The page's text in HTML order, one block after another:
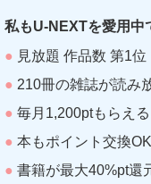
私もU-NEXTを愛用
● 見放題 作品数 第1位
● 210冊の雑誌が読み
● 毎月1,200ptもらえる
● 本もポイント交換OK
● 書籍が最大40%pt還